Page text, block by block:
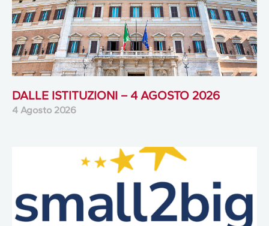
DALLE ISTITUZIONI – 4 AGOSTO 2026
4 Agosto 2026